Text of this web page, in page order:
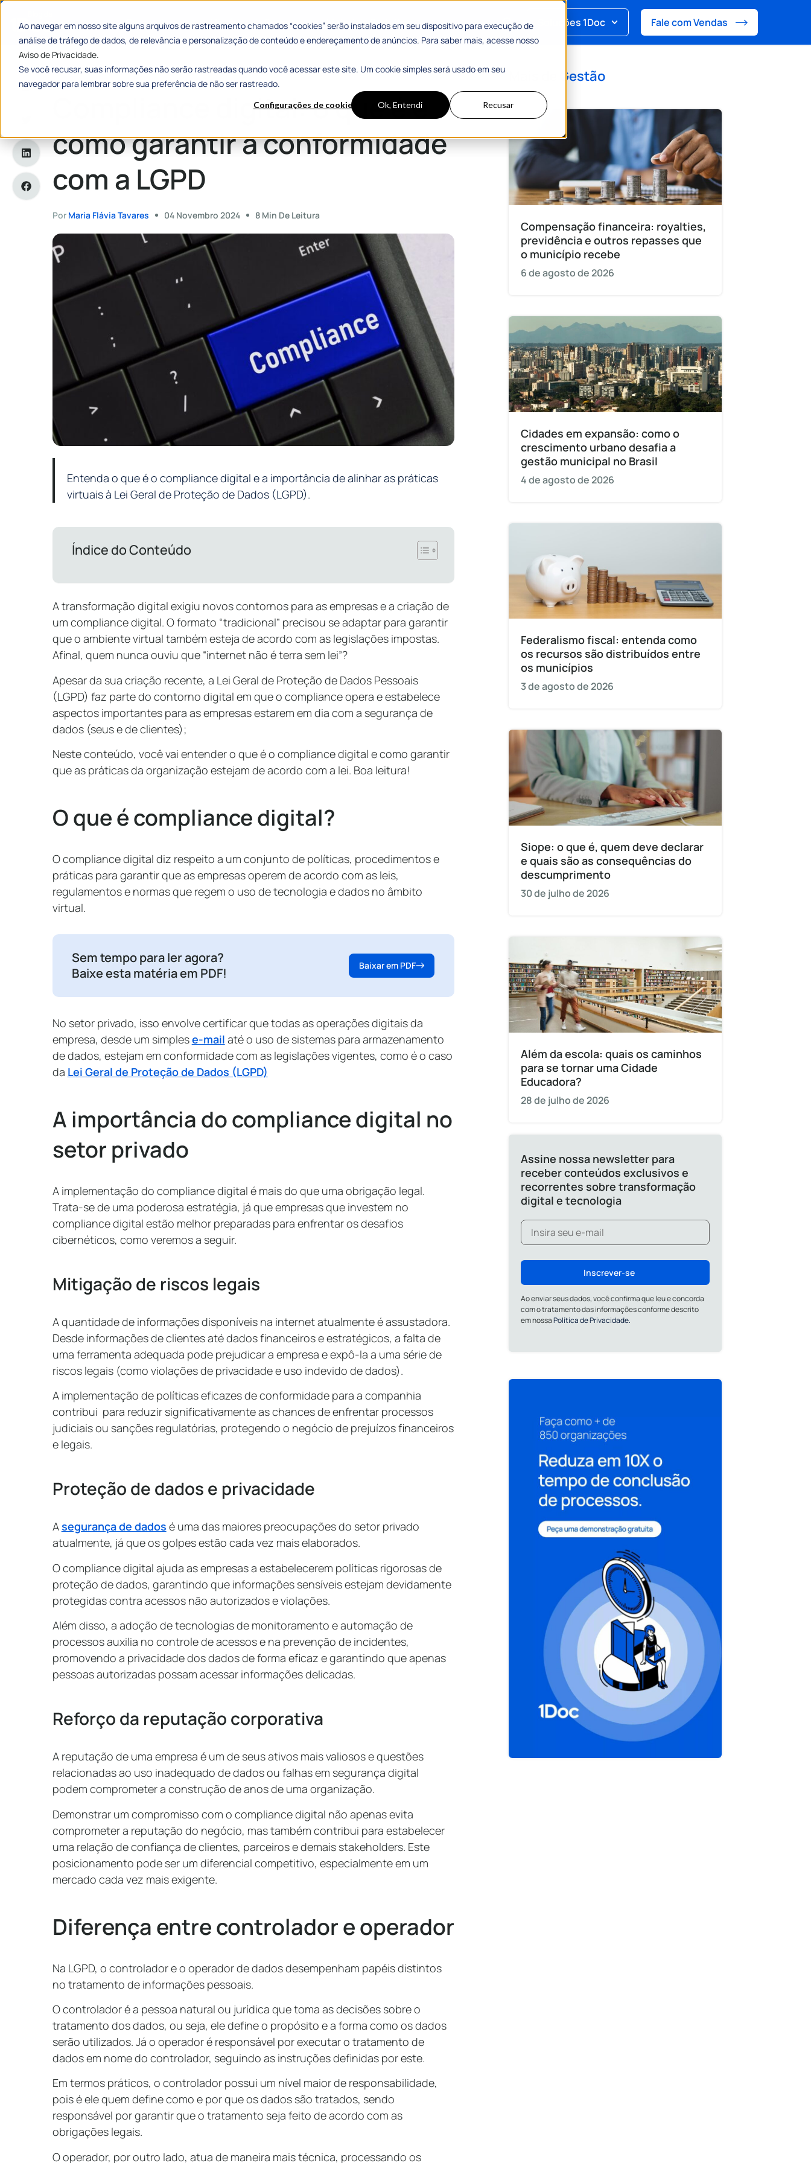
Ao navegar em nosso site alguns arquivos de rastreamento chamados “cookies” serão instalados em seu dispositivo para execução de
análise de tráfego de dados, de relevância e personalização de conteúdo e endereçamento de anúncios. Para saber mais, acesse nosso
Aviso de Privacidade.
Se você recusar, suas informações não serão rastreadas quando você acessar este site. Um cookie simples será usado em seu
navegador para lembrar sobre sua preferência de não ser rastreado.
Configurações de cookies Ok, Entendi Recusar
Categorias Histórias de Sucesso Materiais Gratuitos Soluções 1Doc Fale com Vendas
Home»Compliance digital: o que é e como garantir a conformidade com a LGPD
Compliance digital: o que é e
como garantir a conformidade
com a LGPD
Por Maria Flávia Tavares 04 Novembro 2024 8 Min De Leitura
Entenda o que é o compliance digital e a importância de alinhar as práticas
virtuais à Lei Geral de Proteção de Dados (LGPD).
Índice do Conteúdo
A transformação digital exigiu novos contornos para as empresas e a criação de
um compliance digital. O formato “tradicional” precisou se adaptar para garantir
que o ambiente virtual também esteja de acordo com as legislações impostas.
Afinal, quem nunca ouviu que “internet não é terra sem lei”?
Apesar da sua criação recente, a Lei Geral de Proteção de Dados Pessoais
(LGPD) faz parte do contorno digital em que o compliance opera e estabelece
aspectos importantes para as empresas estarem em dia com a segurança de
dados (seus e de clientes);
Neste conteúdo, você vai entender o que é o compliance digital e como garantir
que as práticas da organização estejam de acordo com a lei. Boa leitura!
O que é compliance digital?
O compliance digital diz respeito a um conjunto de políticas, procedimentos e
práticas para garantir que as empresas operem de acordo com as leis,
regulamentos e normas que regem o uso de tecnologia e dados no âmbito
virtual.
Sem tempo para ler agora?
Baixe esta matéria em PDF!
Baixar em PDF
No setor privado, isso envolve certificar que todas as operações digitais da
empresa, desde um simplese-mail até o uso de sistemas para armazenamento
de dados, estejam em conformidade com as legislações vigentes, como é o caso
da Lei Geral de Proteção de Dados (LGPD)
A importância do compliance digital no
setor privado
A implementação do compliance digital é mais do que uma obrigação legal.
Trata-se de uma poderosa estratégia, já que empresas que investem no
compliance digital estão melhor preparadas para enfrentar os desafios
cibernéticos, como veremos a seguir.
Mitigação de riscos legais
A quantidade de informações disponíveis na internet atualmente é assustadora.
Desde informações de clientes até dados financeiros e estratégicos, a falta de
uma ferramenta adequada pode prejudicar a empresa e expô-la a uma série de
riscos legais (como violações de privacidade e uso indevido de dados).
A implementação de políticas eficazes de conformidade para a companhia
contribui para reduzir significativamente as chances de enfrentar processos
judiciais ou sanções regulatórias, protegendo o negócio de prejuízos financeiros
e legais.
Proteção de dados e privacidade
Asegurança de dados é uma das maiores preocupações do setor privado
atualmente, já que os golpes estão cada vez mais elaborados.
O compliance digital ajuda as empresas a estabelecerem políticas rigorosas de
proteção de dados, garantindo que informações sensíveis estejam devidamente
protegidas contra acessos não autorizados e violações.
Além disso, a adoção de tecnologias de monitoramento e automação de
processos auxilia no controle de acessos e na prevenção de incidentes,
promovendo a privacidade dos dados de forma eficaz e garantindo que apenas
pessoas autorizadas possam acessar informações delicadas.
Reforço da reputação corporativa
A reputação de uma empresa é um de seus ativos mais valiosos e questões
relacionadas ao uso inadequado de dados ou falhas em segurança digital
podem comprometer a construção de anos de uma organização.
Demonstrar um compromisso com o compliance digital não apenas evita
comprometer a reputação do negócio, mas também contribui para estabelecer
uma relação de confiança de clientes, parceiros e demais stakeholders. Este
posicionamento pode ser um diferencial competitivo, especialmente em um
mercado cada vez mais exigente.
Diferença entre controlador e operador
Na LGPD, o controlador e o operador de dados desempenham papéis distintos
no tratamento de informações pessoais.
O controlador é a pessoa natural ou jurídica que toma as decisões sobre o
tratamento dos dados, ou seja, ele define o propósito e a forma como os dados
serão utilizados. Já o operador é responsável por executar o tratamento de
dados em nome do controlador, seguindo as instruções definidas por este.
Em termos práticos, o controlador possui um nível maior de responsabilidade,
pois é ele quem define como e por que os dados são tratados, sendo
responsável por garantir que o tratamento seja feito de acordo com as
obrigações legais.
O operador, por outro lado, atua de maneira mais técnica, processando os
Gestão
Compensação financeira: royalties,
previdência e outros repasses que
o município recebe
6 de agosto de 2026
Cidades em expansão: como o
crescimento urbano desafia a
gestão municipal no Brasil
4 de agosto de 2026
Federalismo fiscal: entenda como
os recursos são distribuídos entre
os municípios
3 de agosto de 2026
Siope: o que é, quem deve declarar
e quais são as consequências do
descumprimento
30 de julho de 2026
Além da escola: quais os caminhos
para se tornar uma Cidade
Educadora?
28 de julho de 2026
Assine nossa newsletter para
receber conteúdos exclusivos e
recorrentes sobre transformação
digital e tecnologia
Inscrever-se
Ao enviar seus dados, você confirma que leu e concorda
com o tratamento das informações conforme descrito
em nossaPolítica de Privacidade.